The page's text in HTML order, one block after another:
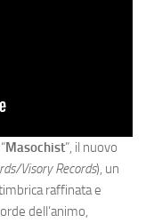
Masochist”, il nuovo
Visory Records), un
raffinata e
dell’animo,